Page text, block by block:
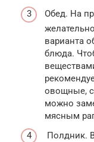
Обед. На
варианта
блюда.
овощные,
можно
мясным
Полдник.